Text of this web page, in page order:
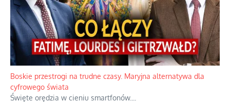
Papieskie innowacje w tradycyjnym różańcu
Gorący dylemat medytacji nad tajemnicami....